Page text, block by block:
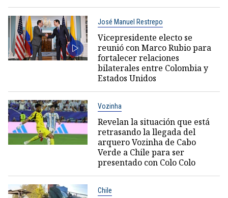
José Manuel Restrepo
Vicepresidente electo se
reunió con Marco Rubio para
fortalecer relaciones
bilaterales entre Colombia y
Estados Unidos
Vozinha
Revelan la situación que está
retrasando la llegada del
arquero Vozinha de Cabo
Verde a Chile para ser
presentado con Colo Colo
Chile